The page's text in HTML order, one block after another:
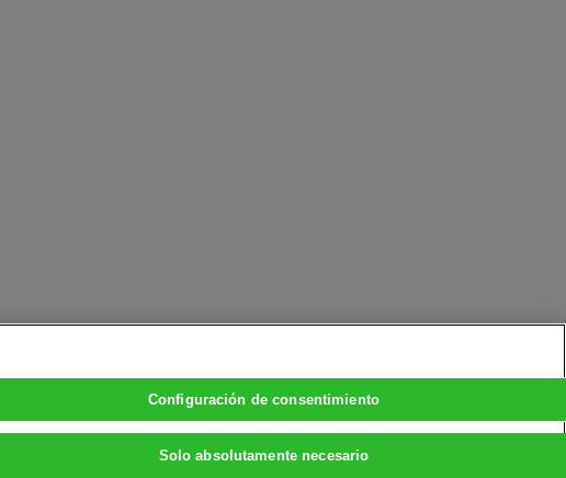
Configuración de consentimiento
Solo absolutamente necesario